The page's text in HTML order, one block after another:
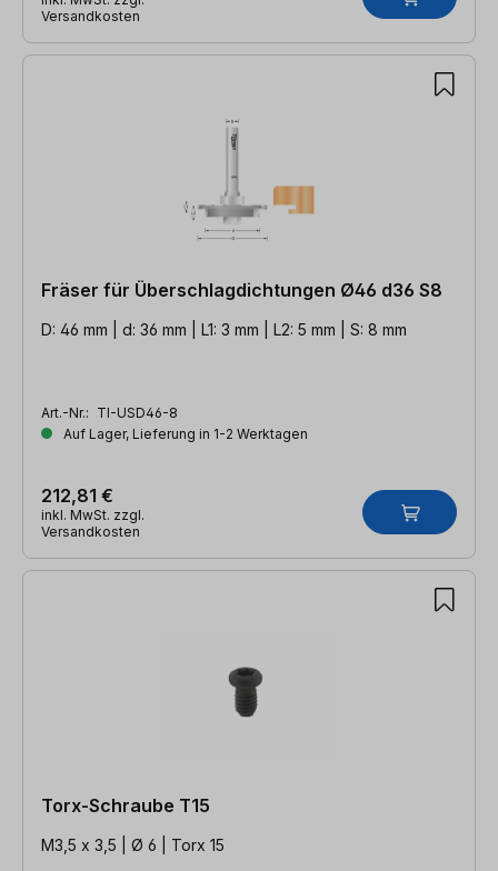
Versandkosten
Fräser für Überschlagdichtungen Ø46 d36 S8
D: 46 mm | d: 36 mm | L1: 3 mm | L2: 5 mm | S: 8 mm
Art.-Nr.: TI-USD46-8
Auf Lager, Lieferung in 1-2 Werktagen
212,81 €
inkl. MwSt. zzgl.
Versandkosten
Torx-Schraube T15
M3,5 x 3,5 | Ø 6 | Torx 15